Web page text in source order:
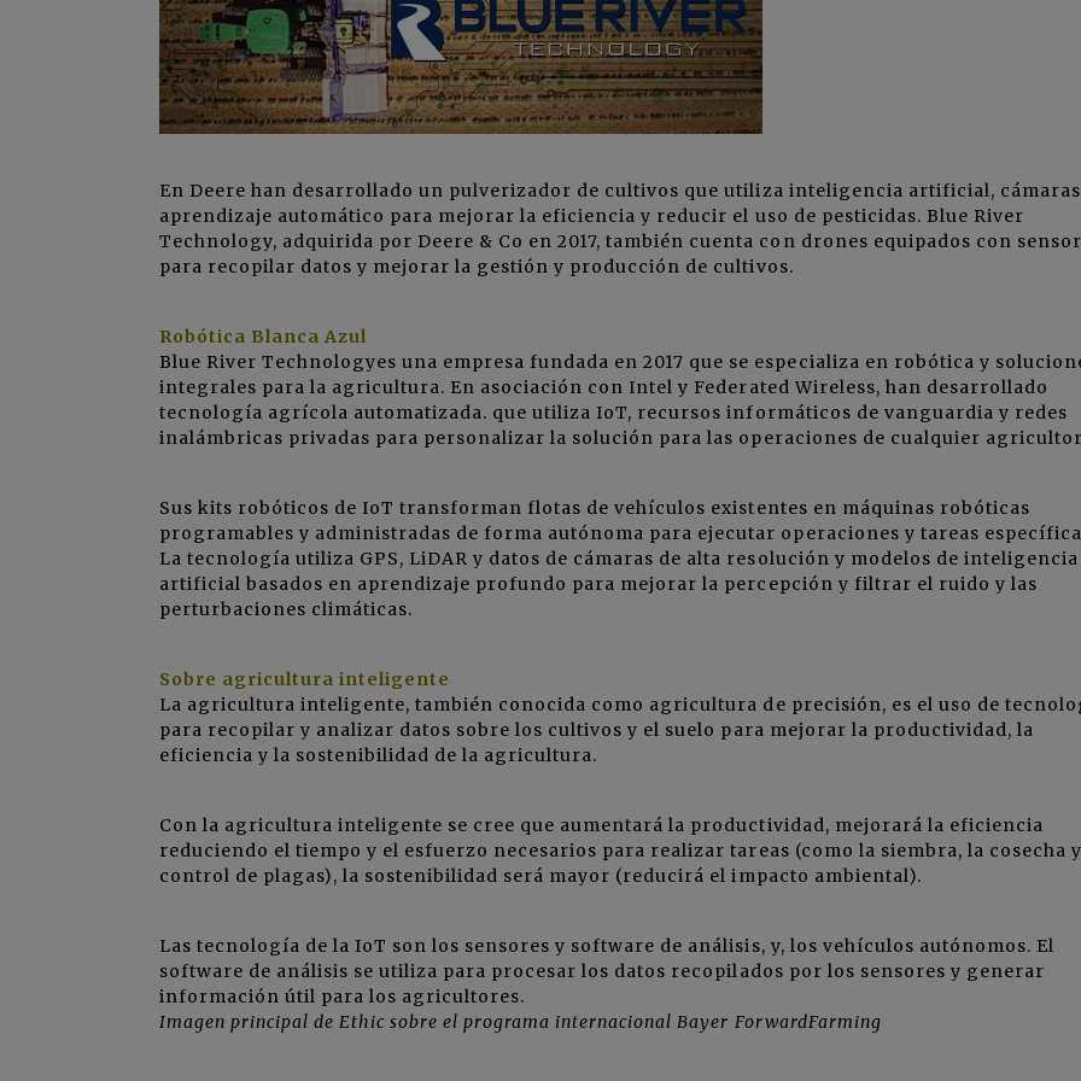
En Deere han desarrollado un pulverizador de cultivos que utiliza inteligencia artificial,
aprendizaje automático para mejorar la eficiencia y reducir el uso de pesticidas. Blue River
Technology, adquirida por Deere & Co en 2017, también cuenta con drones equipados con
para recopilar datos y mejorar la gestión y producción de cultivos.
Robótica Blanca Azul
Blue River Technologyes una empresa fundada en 2017 que se especializa en robótica y
integrales para la agricultura. En asociación con Intel y Federated Wireless, han desarrollado
tecnología agrícola automatizada. que utiliza IoT, recursos informáticos de vanguardia y redes
inalámbricas privadas para personalizar la solución para las operaciones de cualquier
Sus kits robóticos de IoT transforman flotas de vehículos existentes en máquinas robóticas
programables y administradas de forma autónoma para ejecutar operaciones y tareas
La tecnología utiliza GPS, LiDAR y datos de cámaras de alta resolución y modelos de inteligencia
artificial basados ​​en aprendizaje profundo para mejorar la percepción y filtrar el ruido y las
perturbaciones climáticas.
Sobre agricultura inteligente
La agricultura inteligente, también conocida como agricultura de precisión, es el uso de
para recopilar y analizar datos sobre los cultivos y el suelo para mejorar la productividad, la
eficiencia y la sostenibilidad de la agricultura.
Con la agricultura inteligente se cree que aumentará la productividad, mejorará la eficiencia
reduciendo el tiempo y el esfuerzo necesarios para realizar tareas (como la siembra, la cosecha
control de plagas), la sostenibilidad será mayor (reducirá el impacto ambiental).
Las tecnología de la IoT son los sensores y software de análisis, y, los vehículos autónomos. El
software de análisis se utiliza para procesar los datos recopilados por los sensores y generar
información útil para los agricultores.
Imagen principal de Ethic sobre el programa internacional Bayer ForwardFarming